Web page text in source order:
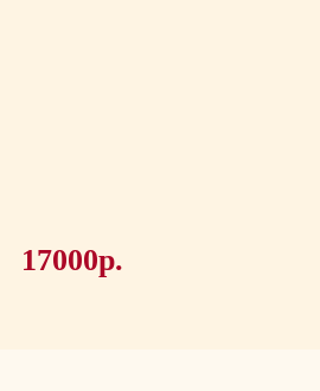
17000р.